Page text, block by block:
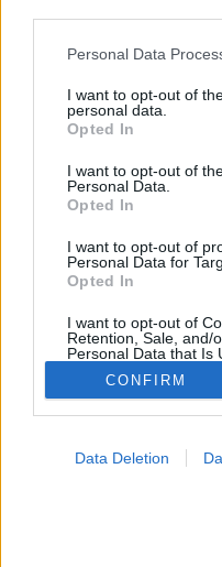
Please note that this
not limited to your visit or
grant or deny consent to
use your data for below
consent section.
Personal Data
I want to opt-out of
personal data.
Opted In
I want to opt-out of
Personal Data.
Opted In
I want to opt-out of
Personal Data for
Opted In
I want to opt-out of
Retention, Sale, and/
Personal Data that Is
Purposes for which it
Opted Out
CONFIRM
Data Deletion
Betegségek
2025. október 28. 12:24